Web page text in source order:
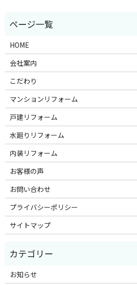
HOME
会社案内
こだわり
マンションリフォーム
戸建リフォーム
水廻りリフォーム
内装リフォーム
お客様の声
お問い合わせ
プライバシーポリシー
サイトマップ
お知らせ